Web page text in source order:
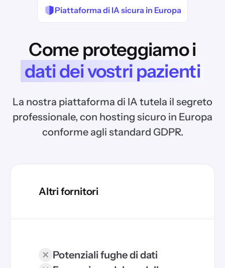
Piattaforma di IA sicura in Europa
Come proteggiamo i
dati dei vostri pazienti
La nostra piattaforma di IA tutela il segreto
professionale, con hosting sicuro in Europa
conforme agli standard GDPR.
Altri fornitori
Potenziali fughe di dati